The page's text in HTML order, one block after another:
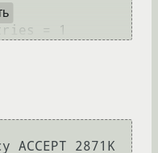
ACCEPT 2871K